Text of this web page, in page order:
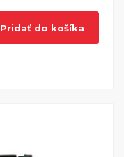
Pridať do košíka